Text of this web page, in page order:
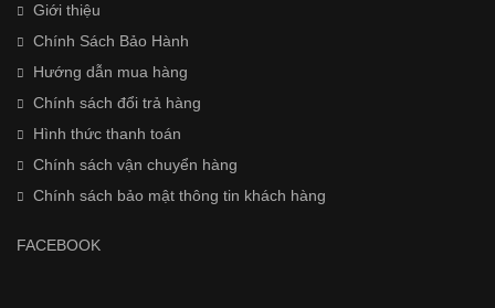
Giới thiệu
Chính Sách Bảo Hành
Hướng dẫn mua hàng
Chính sách đổi trả hàng
Hình thức thanh toán
Chính sách vận chuyển hàng
Chính sách bảo mật thông tin khách hàng
FACEBOOK